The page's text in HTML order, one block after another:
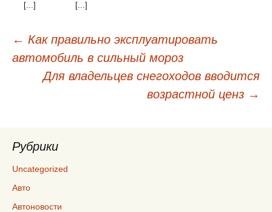
[...]
[...]
Навигация
записям
← Как правильно эксплуатировать
автомобиль в сильный мороз
Для владельцев снегоходов вводится
возрастной ценз →
Рубрики
Uncategorized
Авто
Автоновости